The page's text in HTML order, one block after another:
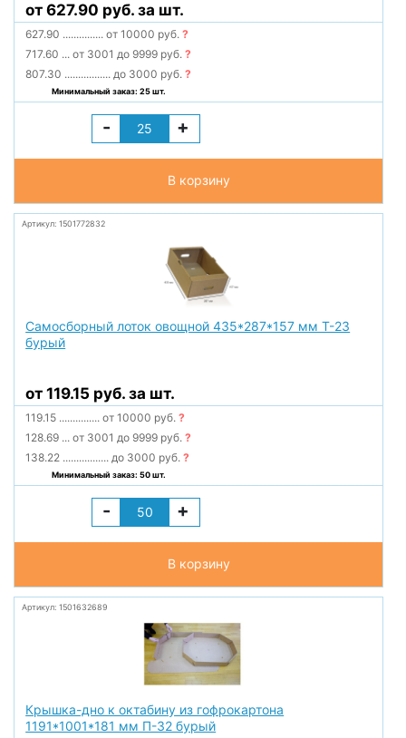
от 627.90 руб. за шт.
627.90 ............... от 10000 руб.?
717.60 ... от 3001 до 9999 руб.?
807.30 ................. до 3000 руб.?
Минимальный заказ: 25 шт.
- +
В корзину
Артикул: 1501772832
Самосборный лоток овощной 435*287*157 мм Т-23
бурый
от 119.15 руб. за шт.
119.15 ............... от 10000 руб.?
128.69 ... от 3001 до 9999 руб.?
138.22 ................. до 3000 руб.?
Минимальный заказ: 50 шт.
- +
В корзину
Артикул: 1501632689
Крышка-дно к октабину из гофрокартона
1191*1001*181 мм П-32 бурый